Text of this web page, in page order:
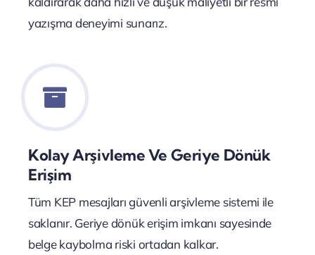
yazışma deneyimi sunarız.
Kolay Arşivleme Ve Geriye Dönük
Erişim
Tüm KEP mesajları güvenli arşivleme sistemi ile
saklanır. Geriye dönük erişim imkanı sayesinde
belge kaybolma riski ortadan kalkar.